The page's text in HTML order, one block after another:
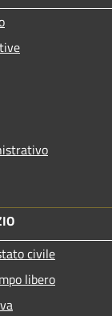
civile
libero